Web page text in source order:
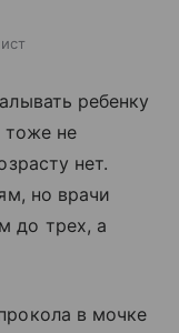
ребенку
тоже не
нет.
но врачи
до трех, а
в мочке